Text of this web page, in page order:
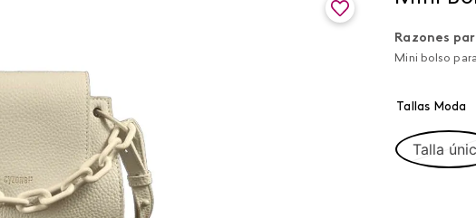
Razones
Mini bolso
Tallas Moda
Talla